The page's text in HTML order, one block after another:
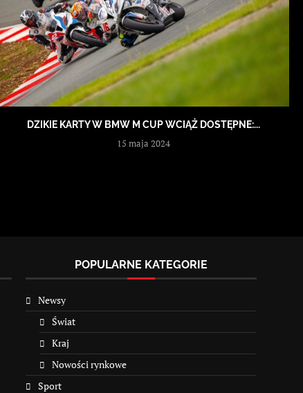
DZIKIE KARTY W BMW M CUP WCIĄŻ DOSTĘPNE:...
15 maja 2024
POPULARNE KATEGORIE
Newsy
Świat
Kraj
Nowości rynkowe
Sport